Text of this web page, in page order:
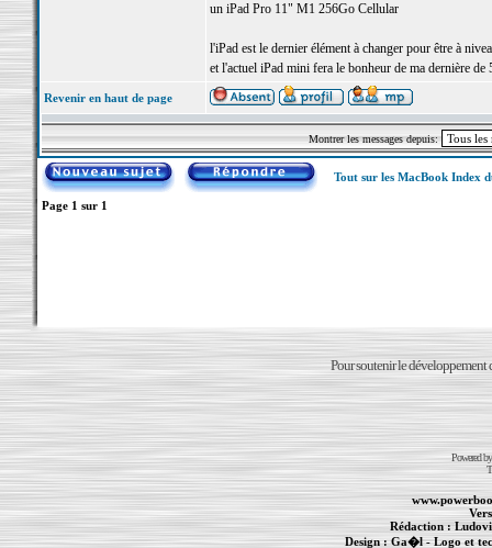
un iPad Pro 11" M1 256Go Cellular
l'iPad est le dernier élément à changer pour être à
et l'actuel iPad mini fera le bonheur de ma dernière de
Revenir en haut de page
Montrer les messages depuis:
Tout sur les MacBook Index
Page 1 sur 1
Pour soutenir le développement
Powered
Rédaction :
Design :Ga�l- Logo et